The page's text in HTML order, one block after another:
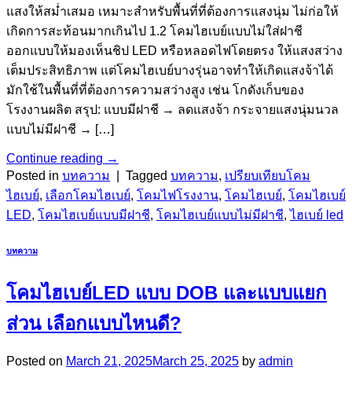
แสงให้สม่ำเสมอ เหมาะสำหรับพื้นที่ที่ต้องการแสงนุ่ม ไม่ก่อให้
เกิดการสะท้อนมากเกินไป 1.2 โคมไฮเบย์แบบไม่ใส่ฝาชี
ออกแบบให้มองเห็นชิป LED หรือหลอดไฟโดยตรง ให้แสงสว่าง
เต็มประสิทธิภาพ แต่โคมไฮเบย์บางรุ่นอาจทำให้เกิดแสงจ้าได้
มักใช้ในพื้นที่ที่ต้องการความสว่างสูง เช่น โกดังเก็บของ
โรงงานผลิต สรุป: แบบมีฝาชี → ลดแสงจ้า กระจายแสงนุ่มนวล
แบบไม่มีฝาชี → […]
Continue reading →
Posted in บทความ Tagged บทความ, เปรียบเทียบโคม
ไฮเบย์, เลือกโคมไฮเบย์, โคมไฟโรงงาน, โคมไฮเบย์, โคมไฮเบย์
LED, โคมไฮเบย์แบบมีฝาชี, โคมไฮเบย์แบบไม่มีฝาชี,ไฮเบย์ led
บทความ
โคมไฮเบย์LED แบบ DOB และแบบแยก
ส่วน เลือกแบบไหนดี?
Posted on March 21, 2025March 25, 2025 by admin